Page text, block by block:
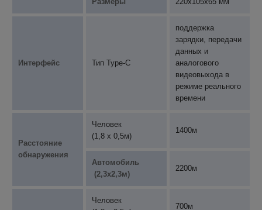
Интерфейс Тип Type-C
поддержка
зарядки, передачи
данных и
аналогового
видеовыхода в
режиме реального
времени
Расстояние
обнаружения
Человек
(1,8 х 0,5м)
1400м
Автомобиль
(2,3х2,3м)
2200м
Человек
700м